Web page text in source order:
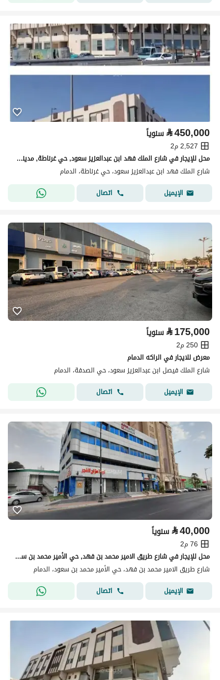
⃁450,000 سنوياً
2,527 م2
محل للإيجار في شارع الملك فهد ابن عبدالعزيز سعود, حي غرناطة, مدينة الدمام, المنطقة الشرقية
شارع الملك فهد ابن عبدالعزيز سعود، حي غرناطة، الدمام
الإيميل
اتصال
⃁175,000 سنوياً
250 م2
معرض للايجار في الراكه الدمام
شارع الملك فيصل ابن عبدالعزيز سعود، حي الصدفة، الدمام
الإيميل
اتصال
⃁40,000 سنوياً
76 م2
محل للإيجار في شارع طريق الامير محمد بن فهد, حي الأمير محمد بن سعود, مدينة الدمام, المنطقة الشرقية
شارع طريق الامير محمد بن فهد، حي الأمير محمد بن سعود، الدمام
الإيميل
اتصال